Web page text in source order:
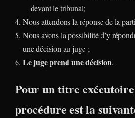
devant le tribunal;
Nous attendons la réponse de la
Nous avons la possibilité d’y
une décision au juge ;
Le juge prend une décision.
Pour un titre
procédure est la